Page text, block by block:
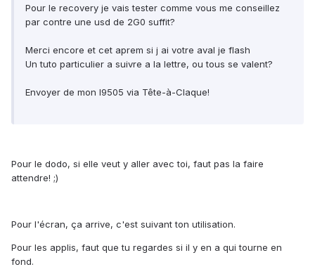
Pour le recovery je vais tester comme vous me conseillez
par contre une usd de 2G0 suffit?
Merci encore et cet aprem si j ai votre aval je flash
Un tuto particulier a suivre a la lettre, ou tous se valent?
Envoyer de mon I9505 via Tête-à-Claque!
Pour le dodo, si elle veut y aller avec toi, faut pas la faire
attendre! ;)
Pour l'écran, ça arrive, c'est suivant ton utilisation.
Pour les applis, faut que tu regardes si il y en a qui tourne en
fond.